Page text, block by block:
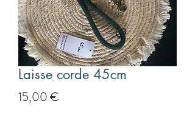
Laisse corde 45cm
15,00 €